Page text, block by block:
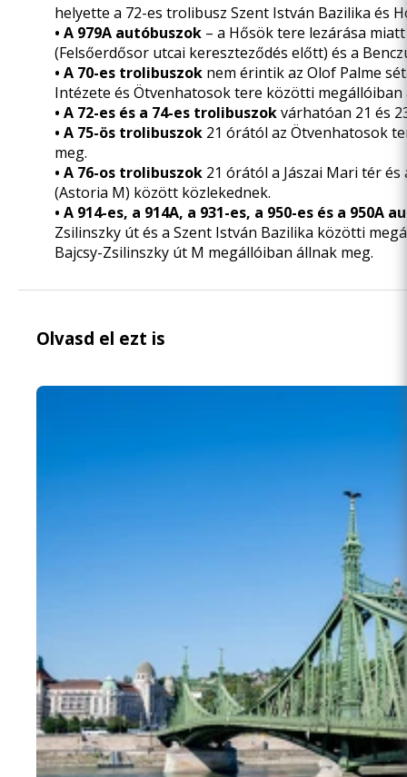
helyette a 72-es trolibusz Szent István Bazilika és
• A 979A autóbuszok – a Hősök tere lezárása
(Felsőerdősor utcai kereszteződés előtt) és a
• A 70-es trolibuszok nem érintik az Olof Palme
Intézete és Ötvenhatosok tere közötti megállóiban
• A 72-es és a 74-es trolibuszokvárhatóan 21 és
• A 75-ös trolibuszok 21 órától az Ötvenhatosok
meg.
• A 76-os trolibuszok 21 órától a Jászai Mari tér
(Astoria M) között közlekednek.
• A 914-es, a 914A, a 931-es, a 950-es és a 950A
Zsilinszky út és a Szent István Bazilika közötti
Bajcsy-Zsilinszky út M megállóiban állnak meg.
Olvasd el ezt is